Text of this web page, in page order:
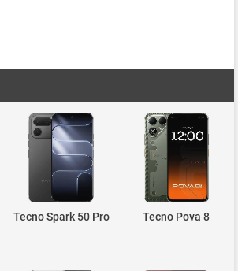
Tecno Spark 50 Pro Tecno Pova 8